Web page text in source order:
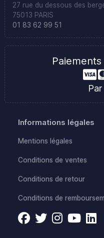
27 rue du dessous des
75013 PARIS
01 83 62 99 51
Informations légales
Mentions légales
Conditions de ventes
Conditions de retour
Conditions de